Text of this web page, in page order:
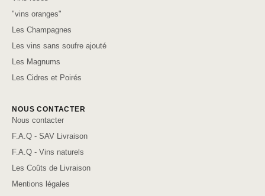
"vins oranges"
Les Champagnes
Les vins sans soufre ajouté
Les Magnums
Les Cidres et Poirés
NOUS CONTACTER
Nous contacter
F.A.Q - SAV Livraison
F.A.Q - Vins naturels
Les Coûts de Livraison
Mentions légales